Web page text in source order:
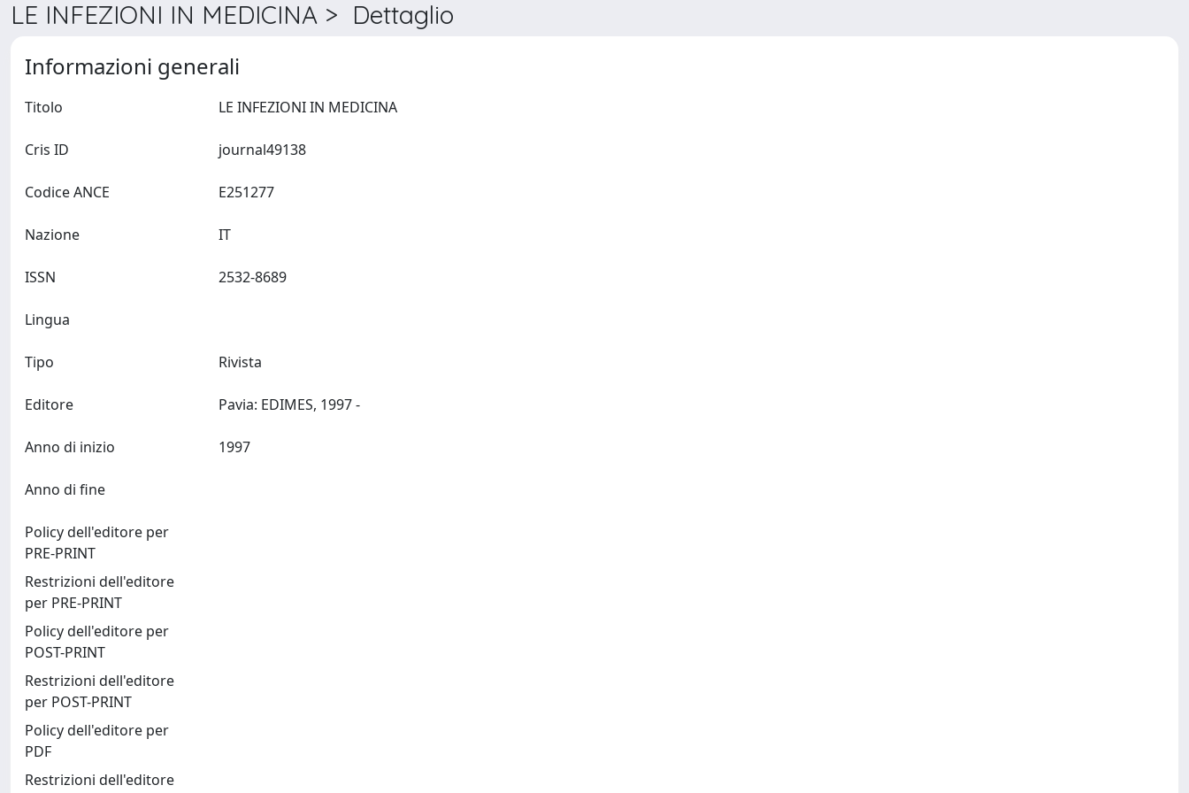
LE INFEZIONI IN MEDICINA > Dettaglio
Informazioni generali
Titolo
Cris ID
Codice ANCE
Nazione
ISSN
Lingua
Tipo Rivista
Editore
Anno di inizio
Anno di fine
Policy dell'editore per
PRE-PRINT
Restrizioni dell'editore
per PRE-PRINT
Policy dell'editore per
POST-PRINT
Restrizioni dell'editore
per POST-PRINT
Policy dell'editore per
PDF
Restrizioni dell'editore